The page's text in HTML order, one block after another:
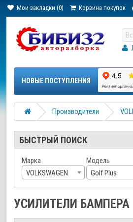
Мои закладки (0) Корзина покупок
НОВЫЕ ПОСТУПЛЕНИЯ
Производители
БЫСТРЫЙ ПОИСК
Марка
VOLKSWAGEN
Модель
Golf Plus
УСИЛИТЕЛИ БАМПЕРА